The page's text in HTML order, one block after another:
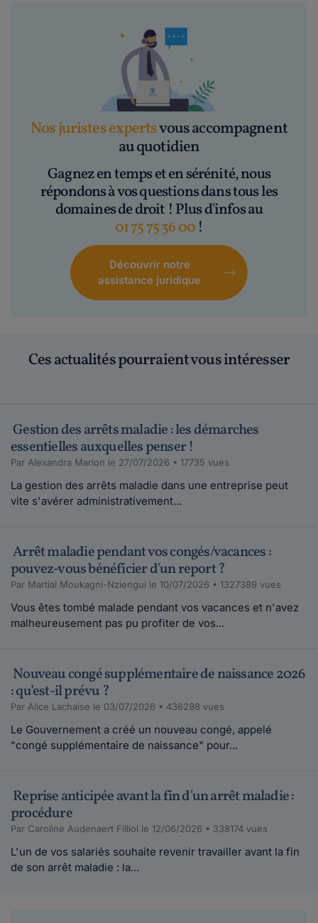
Nos juristes expertsvous accompagnent
au quotidien
Gagnez en temps et en sérénité, nous
répondons à vos questions dans tous les
domaines de droit ! Plus d'infos au
01 75 75 36 00 !
Découvrir notre
assistance juridique
Ces actualités pourraient vous intéresser
Gestion des arrêts maladie : les démarches
essentielles auxquelles penser !
Par Alexandra Marion le 27/07/2026 • 17735 vues
La gestion des arrêts maladie dans une entreprise peut
vite s'avérer administrativement...
Arrêt maladie pendant vos congés/vacances :
pouvez-vous bénéficier d'un report ?
Par Martial Moukagni-Nziengui le 10/07/2026 • 1327389 vues
Vous êtes tombé malade pendant vos vacances et n'avez
malheureusement pas pu profiter de vos...
Nouveau congé supplémentaire de naissance 2026
: qu’est-il prévu ?
Par Alice Lachaise le 03/07/2026 • 436298 vues
Le Gouvernement a créé un nouveau congé, appelé
"congé supplémentaire de naissance" pour...
Reprise anticipée avant la fin d'un arrêt maladie :
procédure
Par Caroline Audenaert Filliol le 12/06/2026 • 338174 vues
L'un de vos salariés souhaite revenir travailler avant la fin
de son arrêt maladie : la...